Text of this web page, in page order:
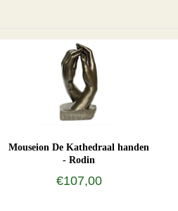
Mouseion De Kathedraal handen
- Rodin
€107,00